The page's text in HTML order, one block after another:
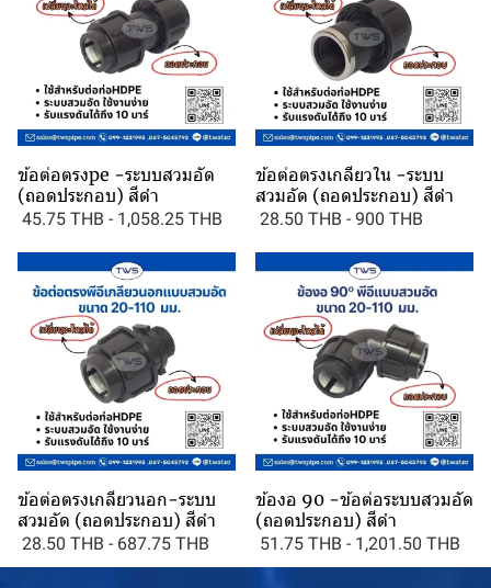
ข้อต่อตรงpe -ระบบสวมอัด
(ถอดประกอบ) สีดำ
45.75 THB - 1,058.25 THB
ข้อต่อตรงเกลียวใน -ระบบ
สวมอัด (ถอดประกอบ) สีดำ
28.50 THB - 900 THB
ข้อต่อตรงเกลียวนอก-ระบบ
สวมอัด (ถอดประกอบ) สีดำ
28.50 THB - 687.75 THB
ข้องอ 90 -ข้อต่อระบบสวมอัด
(ถอดประกอบ) สีดำ
51.75 THB - 1,201.50 THB